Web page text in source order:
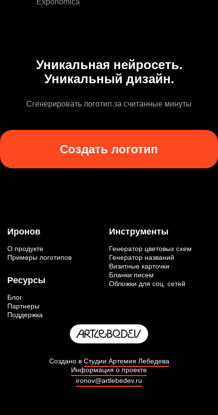
Уникальная нейросеть.
Уникальный дизайн.
Сгенерировать логотип за считанные минуты
Создать логотип
Иронов
О продукте
Примеры логотипов
Ресурсы
Блог
Партнеры
Поддержка
Инструменты
Генератор цветовых схем
Генератор названий
Визитные карточки
Бланки писем
Обложки для соц. сетей
Создано в Студии Артемия Лебедева
Информация о проекте
ironov@artlebedev.ru